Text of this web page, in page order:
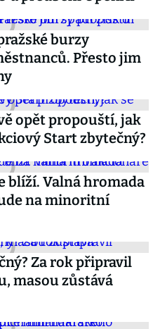
burzy
Přesto jim
opět propouští, jak
Start zbytečný?
blíží. Valná hromada
na minoritní
Za rok připravil
masou zůstává